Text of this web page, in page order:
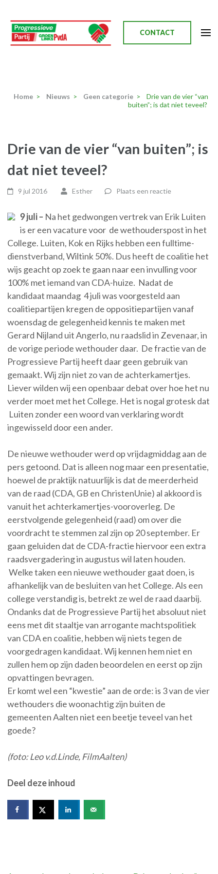
naar
inhoud
(Druk
CONTACT
Home > Nieuws > Geen categorie >
Drie van de vier “van
buiten”; is dat niet teveel?
Drie van de vier “van buiten”; is
dat niet teveel?
9 jul 2016 Esther Plaats een reactie
9 juli – Na het gedwongen vertrek van Erik Luiten
is er een vacature voor de wethouderspost in het
College. Luiten, Kok en Rijks hebben een fulltime-
dienstverband, Wiltink 50%. Dus heeft de coalitie het
wijs geacht op zoek te gaan naar een invulling voor
100% met iemand van CDA-huize. Nadat de
kandidaat maandag 4 juli was voorgesteld aan
coalitiepartijen kregen de oppositiepartijen vanaf
woensdag de gelegenheid kennis te maken met
Gerard Nijland uit Angerlo, nu raadslid in Zevenaar, in
de vorige periode wethouder daar. De fractie van de
Progressieve Partij heeft daar geen gebruik van
gemaakt. Wij zijn niet zo van de achterkamertjes.
Liever wilden wij een openbaar debat over hoe het nu
verder moet met het College. Het is nogal grotesk dat
Luiten zonder een woord van verklaring wordt
ingewisseld door een ander.
De nieuwe wethouder werd op vrijdagmiddag aan de
pers getoond. Dat is alleen nog maar een presentatie,
hoewel de praktijk natuurlijk is dat de meerderheid
van de raad (CDA, GB en ChristenUnie) al akkoord is
vanuit het achterkamertjes-vooroverleg. De
eerstvolgende gelegenheid (raad) om over die
voordracht te stemmen zal zijn op 20 september. Er
gaan geluiden dat de CDA-fractie hiervoor een extra
raadsvergadering in augustus wil laten houden.
Welke taken een nieuwe wethouder gaat doen, is
afhankelijk van de besluiten van het College. Als een
college verstandig is, betrekt ze wel de raad daarbij.
Ondanks dat de Progressieve Partij het absoluut niet
eens met dit staaltje van arrogante machtspolitiek
van CDA en coalitie, hebben wij niets tegen de
voorgedragen kandidaat. Wij kennen hem niet en
zullen hem op zijn daden beoordelen en eerst op zijn
opvattingen bevragen.
Er komt wel een “kwestie” aan de orde: is 3 van de vier
wethouders die woonachtig zijn buiten de
gemeenten Aalten niet een beetje teveel van het
goede?
(foto: Leo v.d.Linde, FilmAalten)
Deel deze inhoud